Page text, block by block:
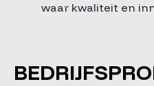
waar kwaliteit en